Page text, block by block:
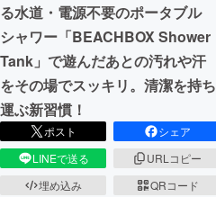
CAMPFIRE for Social Good
CAMPFIREふるさと納税
る水道・電源不要のポータブル
シャワー「BEACHBOX Shower
Tank」で遊んだあとの汚れや汗
をその場でスッキリ。清潔を持ち
運ぶ新習慣！
ポスト
シェア
LINEで送る
URLコピー
埋め込み
QRコード